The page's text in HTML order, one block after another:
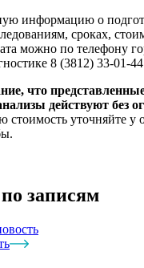
информацию о
сроках,
можно по телефону
8 (3812) 33-01-
что
действуют без
стоимость уточняйте у
записям